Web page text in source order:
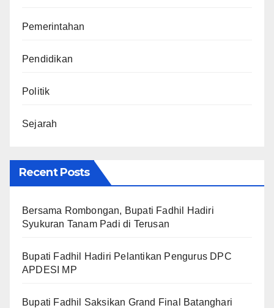
Pemerintahan
Pendidikan
Politik
Sejarah
Recent Posts
Bersama Rombongan, Bupati Fadhil Hadiri
Syukuran Tanam Padi di Terusan
Bupati Fadhil Hadiri Pelantikan Pengurus DPC
APDESI MP
Bupati Fadhil Saksikan Grand Final Batanghari